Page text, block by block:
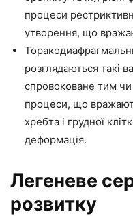
процеси
утворення, що
розглядаються такі
спровоковане тим
процеси, що
хребта і грудної
деформація.
Легеневе
розвитку